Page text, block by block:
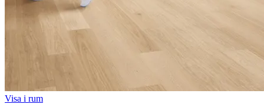
Visa i rum